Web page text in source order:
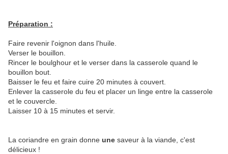
Préparation :
Faire revenir l'oignon dans l'huile.
Verser le bouillon.
Rincer le boulghour et le verser dans la casserole quand le
bouillon bout.
Baisser le feu et faire cuire 20 minutes à couvert.
Enlever la casserole du feu et placer un linge entre la casserole
et le couvercle.
Laisser 10 à 15 minutes et servir.
La coriandre en grain donne une saveur à la viande, c'est
délicieux !